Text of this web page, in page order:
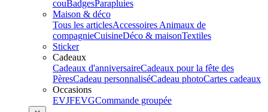
couBadgesParapluies
Maison & déco
Tous les articlesAccessoires Animaux de
compagnieCuisineDéco & maisonTextiles
Sticker
Cadeaux
Cadeaux d'anniversaireCadeaux pour la fête des
PèresCadeau personnaliséCadeau photoCartes cadeaux
Occasions
EVJFEVGCommande groupée